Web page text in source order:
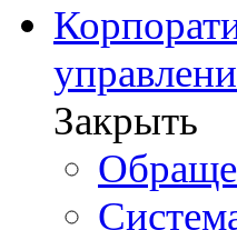
Закрыть